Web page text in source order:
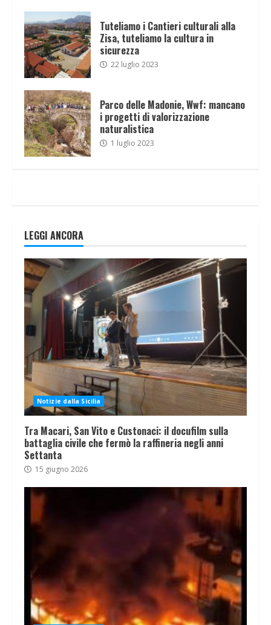
Tuteliamo i Cantieri culturali alla
Zisa, tuteliamo la cultura in
sicurezza
22 luglio 2023
Parco delle Madonie, Wwf: mancano
i progetti di valorizzazione
naturalistica
1 luglio 2023
LEGGI ANCORA
Notizie dalla Sicilia
Tra Macari, San Vito e Custonaci: il docufilm sulla
battaglia civile che fermò la raffineria negli anni
Settanta
15 giugno 2026